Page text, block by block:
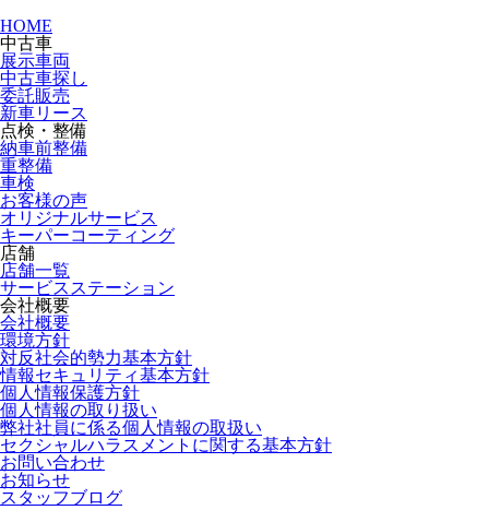
HOME
中古車
展示車両
中古車探し
委託販売
新車リース
点検・整備
納車前整備
重整備
車検
お客様の声
オリジナルサービス
キーパーコーティング
店舗
店舗一覧
サービスステーション
会社概要
会社概要
環境方針
対反社会的勢力基本方針
情報セキュリティ基本方針
個人情報保護方針
個人情報の取り扱い
弊社社員に係る個人情報の取扱い
セクシャルハラスメントに関する基本方針
お問い合わせ
お知らせ
スタッフブログ